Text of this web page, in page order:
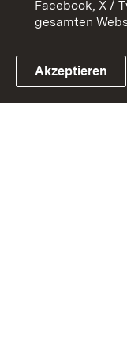
Link zum
Facebook, X /
gesamten
Akzeptieren